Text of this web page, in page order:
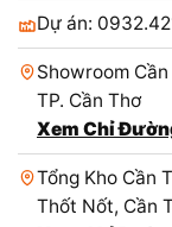
Dự án:
Showroom
TP. Cần Thơ
Xem Chỉ
Tổng Kho Cần
Thốt Nốt, Cần